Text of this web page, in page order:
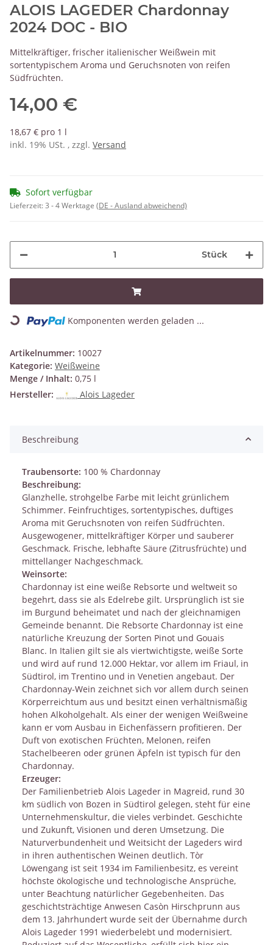
ALOIS LAGEDER Chardonnay
2024 DOC - BIO
Mittelkräftiger, frischer italienischer Weißwein mit
sortentypischem Aroma und Geruchsnoten von reifen
Südfrüchten.
14,00 €
18,67 € pro 1 l
inkl. 19% USt. , zzgl. Versand
Sofort verfügbar
Lieferzeit:3 - 4 Werktage (DE - Ausland abweichend)
Stück
Loading... Komponenten werden geladen ...
Artikelnummer: 10027
Kategorie: Weißweine
Menge / Inhalt: 0,75 l
Hersteller:
Alois Lageder
Beschreibung
Traubensorte: 100 % Chardonnay
Beschreibung:
Glanzhelle, strohgelbe Farbe mit leicht grünlichem
Schimmer. Feinfruchtiges, sortentypisches, duftiges
Aroma mit Geruchsnoten von reifen Südfrüchten.
Ausgewogener, mittelkräftiger Körper und sauberer
Geschmack. Frische, lebhafte Säure (Zitrusfrüchte) und
mittellanger Nachgeschmack.
Weinsorte:
Chardonnay ist eine weiße Rebsorte und weltweit so
begehrt, dass sie als Edelrebe gilt. Ursprünglich ist sie
im Burgund beheimatet und nach der gleichnamigen
Gemeinde benannt. Die Rebsorte Chardonnay ist eine
natürliche Kreuzung der Sorten Pinot und Gouais
Blanc. In Italien gilt sie als viertwichtigste, weiße Sorte
und wird auf rund 12.000 Hektar, vor allem im Friaul, in
Südtirol, im Trentino und in Venetien angebaut. Der
Chardonnay-Wein zeichnet sich vor allem durch seinen
Körperreichtum aus und besitzt einen verhältnismäßig
hohen Alkoholgehalt. Als einer der wenigen Weißweine
kann er vom Ausbau in Eichenfässern profitieren. Der
Duft von exotischen Früchten, Melonen, reifen
Stachelbeeren oder grünen Äpfeln ist typisch für den
Chardonnay.
Erzeuger:
Der Familienbetrieb Alois Lageder in Magreid, rund 30
km südlich von Bozen in Südtirol gelegen, steht für eine
Unternehmenskultur, die vieles verbindet. Geschichte
und Zukunft, Visionen und deren Umsetzung. Die
Naturverbundenheit und Weitsicht der Lageders wird
in ihren authentischen Weinen deutlich. Tòr
Löwengang ist seit 1934 im Familienbesitz, es vereint
höchste ökologische und technologische Ansprüche,
unter Beachtung natürlicher Gegebenheiten. Das
geschichtsträchtige Anwesen Casòn Hirschprunn aus
dem 13. Jahrhundert wurde seit der Übernahme durch
Alois Lageder 1991 wiederbelebt und modernisiert.